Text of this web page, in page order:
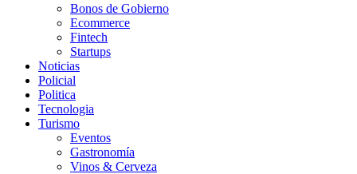
Bonos de Gobierno
Ecommerce
Fintech
Startups
Noticias
Policial
Politica
Tecnologia
Turismo
Eventos
Gastronomía
Vinos & Cerveza